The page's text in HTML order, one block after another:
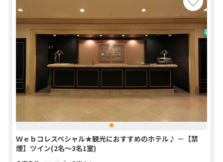
Ｗｅｂコレスペシャル★観光におすすめのホテル♪ －【禁
煙】ツイン(2名～3名1室)